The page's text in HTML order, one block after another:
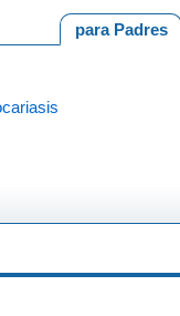
para Padres